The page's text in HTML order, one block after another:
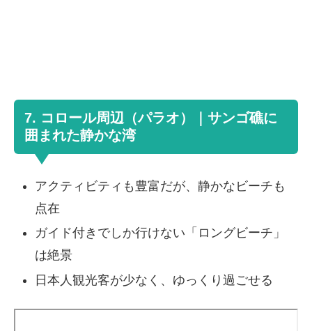
7. コロール周辺（パラオ）｜サンゴ礁に
囲まれた静かな湾
アクティビティも豊富だが、静かなビーチも
点在
ガイド付きでしか行けない「ロングビーチ」
は絶景
日本人観光客が少なく、ゆっくり過ごせる